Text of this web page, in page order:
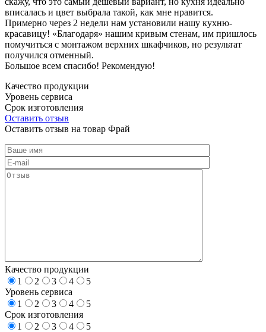
вписалась и цвет выбрала такой, как мне нравится.
Примерно через 2 недели нам установили нашу кухню-
красавицу! «Благодаря» нашим кривым стенам, им пришлось
помучиться с монтажом верхних шкафчиков, но результат
получился отменный.
Большое всем спасибо! Рекомендую!
Качество продукции
Уровень сервиса
Срок изготовления
Оставить отзыв
Оставить отзыв на товар Фрай
Качество продукции
1
2 3 4
5
Уровень сервиса
1
2 3 4
5
Срок изготовления
1
2 3 4
5